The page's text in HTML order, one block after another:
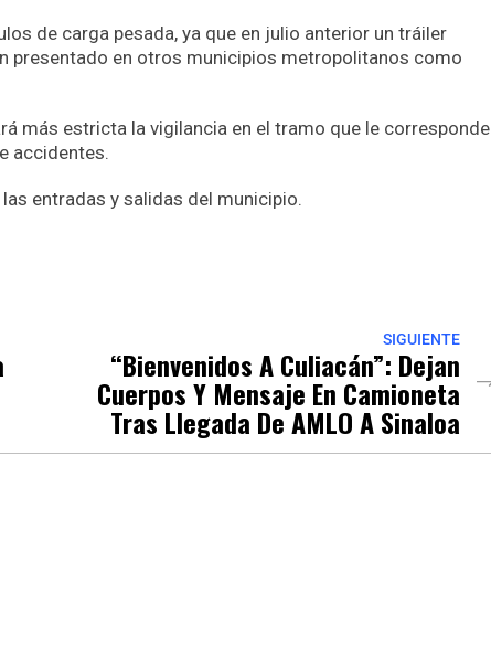
de carga pesada, ya que en julio anterior un tráiler
presentado en otros municipios metropolitanos como
más estricta la vigilancia en el tramo que le corresponde
accidentes.
entradas y salidas del municipio.
SIGUIENTE
“Bienvenidos A Culiacán”: Dejan
Cuerpos Y Mensaje En Camioneta
Tras Llegada De AMLO A Sinaloa